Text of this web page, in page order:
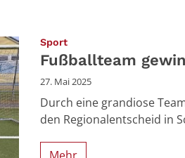
Sport:
Fußballteam
27. Mai 2025
Durch eine grandiose
den Regionalentscheid in